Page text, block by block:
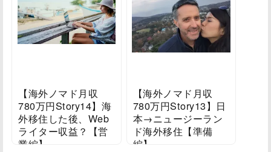
【海外ノマド月収
780万円Story14】海
外移住した後、Web
ライター収益？【営
業編】
【海外ノマド月収
780万円Story13】日
本→ニュージーラン
ド海外移住【準備
編】